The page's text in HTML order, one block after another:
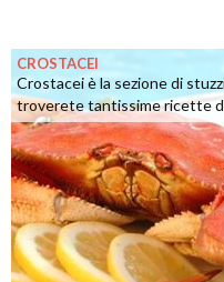
CROSTACEI
Crostacei è la sezione di
troverete tantissime ricette